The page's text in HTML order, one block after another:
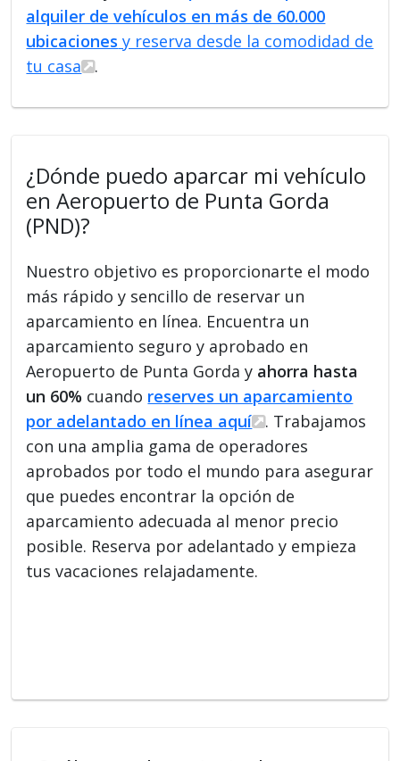
alquiler de vehículos en más de 60.000
ubicaciones y reserva desde la comodidad de
tu casa
.
¿Dónde puedo aparcar mi vehículo
en Aeropuerto de Punta Gorda
(PND)?
Nuestro objetivo es proporcionarte el modo
más rápido y sencillo de reservar un
aparcamiento en línea. Encuentra un
aparcamiento seguro y aprobado en
Aeropuerto de Punta Gorda y ahorra hasta
un 60% cuando reserves un aparcamiento
por adelantado en línea aquí
. Trabajamos
con una amplia gama de operadores
aprobados por todo el mundo para asegurar
que puedes encontrar la opción de
aparcamiento adecuada al menor precio
posible. Reserva por adelantado y empieza
tus vacaciones relajadamente.